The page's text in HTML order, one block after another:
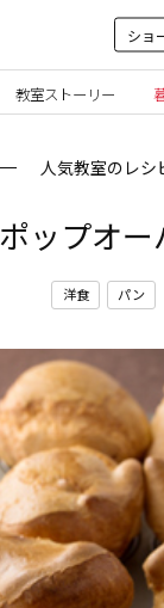
ショ
教室ストーリー
人気教室のレシ
ポップオー
洋食 パン